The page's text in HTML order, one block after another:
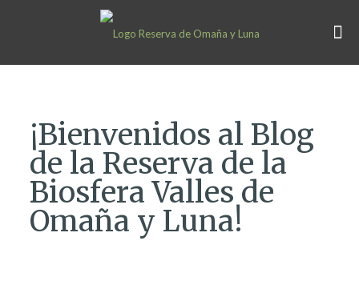
¡Bienvenidos al Blog
de la Reserva de la
Biosfera Valles de
Omaña y Luna!